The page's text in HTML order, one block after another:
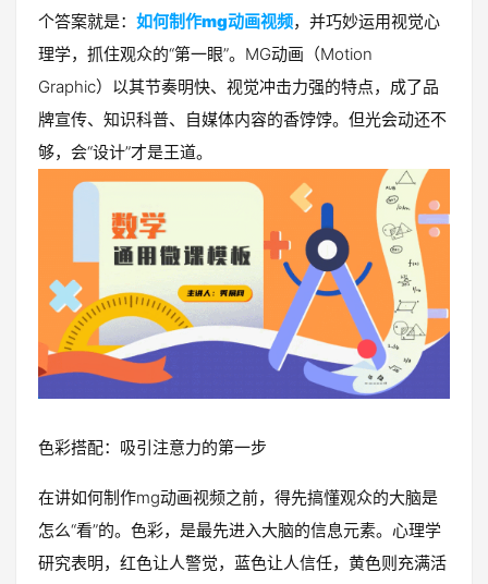
个答案就是： 如何制作mg动画视频，并巧妙运用视觉心
理学，抓住观众的“第一眼”。MG动画（Motion
Graphic）以其节奏明快、视觉冲击力强的特点，成了品
牌宣传、知识科普、自媒体内容的香饽饽。但光会动还不
够，会“设计”才是王道。
色彩搭配：吸引注意力的第一步
在讲如何制作mg动画视频之前，得先搞懂观众的大脑是
怎么“看”的。色彩，是最先进入大脑的信息元素。心理学
研究表明，红色让人警觉，蓝色让人信任，黄色则充满活